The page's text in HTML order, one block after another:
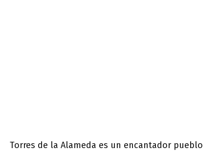
Torres de la Alameda es un encantador pueblo